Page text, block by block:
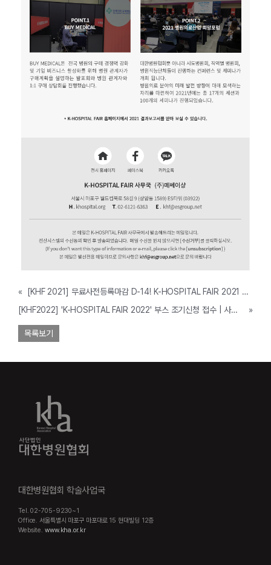
«
[KHF 2021] 무료사전등록마감 D-14! K-HOSPITAL FAIR 2021 세미나 전체일정 확인해보세요! (9.30-10.2, 코엑스 1층 A, B1홀)
[KHF2022] 'K-HOSPITAL FAIR 2022' 부스 조기신청 접수 | 사전등록 오픈 안내(9/29~10/1)
»
목록보기
대한병원협회 학술사업국
Tel. 02-705-9230~1
Office. 서울특별시 마포구 마포대로 15 현대빌딩 12층
Website.www.kha.or.kr